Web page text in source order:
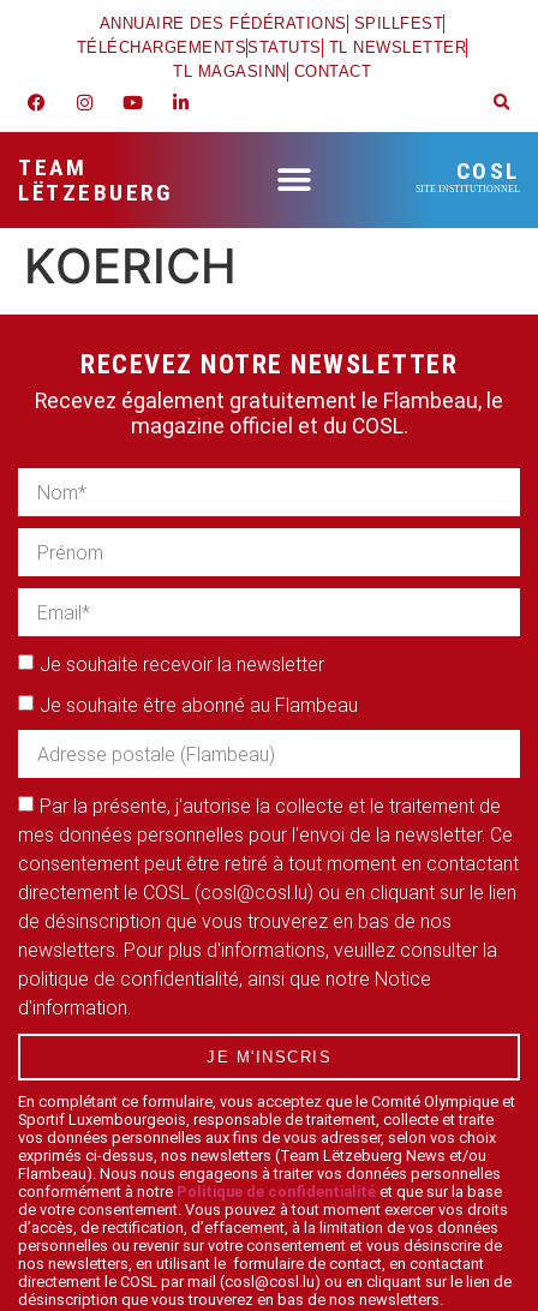
ANNUAIRE DES FÉDÉRATIONS SPILLFEST
TÉLÉCHARGEMENTSSTATUTS TL NEWSLETTER
TL MAGASINN CONTACT
TEAM
LËTZEBUERG
COSL
SITE INSTITUTIONNEL
KOERICH
RECEVEZ NOTRE NEWSLETTER
Recevez également gratuitement le Flambeau, le
magazine officiel et du COSL.
Je souhaite recevoir la newsletter
Je souhaite être abonné au Flambeau
Par la présente, j'autorise la collecte et le traitement de
mes données personnelles pour l'envoi de la newsletter. Ce
consentement peut être retiré à tout moment en contactant
directement le COSL (cosl@cosl.lu) ou en cliquant sur le lien
de désinscription que vous trouverez en bas de nos
newsletters. Pour plus d'informations, veuillez consulter la
politique de confidentialité, ainsi que notre Notice
d'information.
JE M'INSCRIS
En complétant ce formulaire, vous acceptez que le Comité Olympique et
Sportif Luxembourgeois, responsable de traitement, collecte et traite
vos données personnelles aux fins de vous adresser, selon vos choix
exprimés ci-dessus, nos newsletters (Team Lëtzebuerg News et/ou
Flambeau). Nous nous engageons à traiter vos données personnelles
conformément à notre Politique de confidentialité et que sur la base
de votre consentement. Vous pouvez à tout moment exercer vos droits
d’accès, de rectification, d’effacement, à la limitation de vos données
personnelles ou revenir sur votre consentement et vous désinscrire de
nos newsletters, en utilisant le formulaire de contact, en contactant
directement le COSL par mail (cosl@cosl.lu) ou en cliquant sur le lien de
désinscription que vous trouverez en bas de nos newsletters.